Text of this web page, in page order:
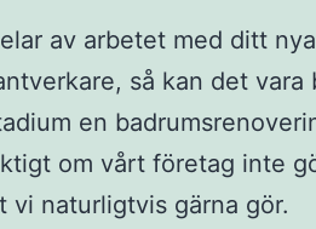
av arbetet med ditt
så kan det vara
en
om vårt företag inte
vi naturligtvis gärna gör.